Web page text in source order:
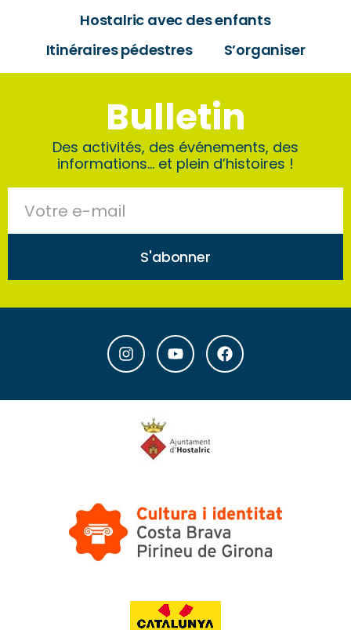
Hostalric avec des enfants
Itinéraires pédestres
S’organiser
Bulletin
Des activités, des événements, des
informations… et plein d’histoires !
S'abonner